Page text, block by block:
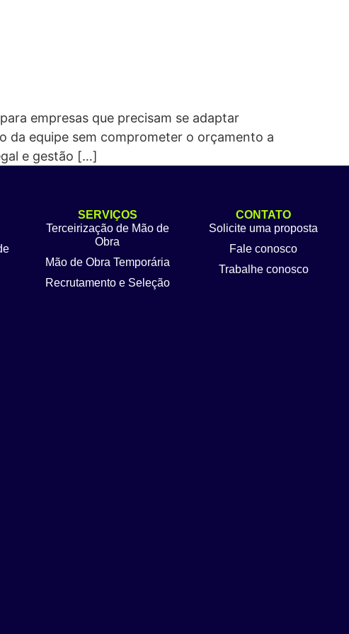
empresas que precisam se adaptar
da equipe sem comprometer o orçamento a
e gestão […]
SERVIÇOS
Terceirização de Mão de
Obra
Mão de Obra Temporária
Recrutamento e Seleção
CONTATO
Solicite uma proposta
Fale conosco
Trabalhe conosco